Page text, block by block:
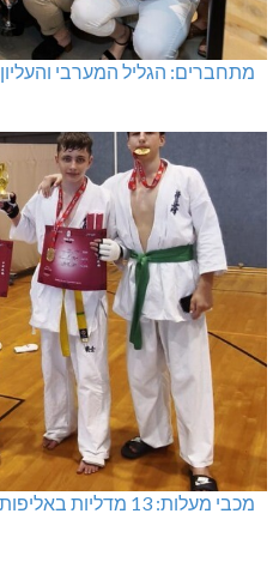
מתחברים: הגליל המערבי והעליון
מכבי מעלות: 13 מדליות באליפות ישראל